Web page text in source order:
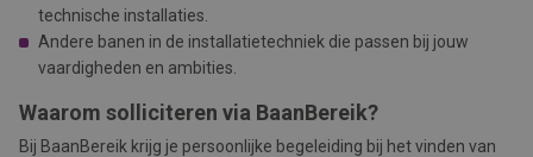
technische installaties.
Andere banen in de installatietechniek die passen bij jouw
vaardigheden en ambities.
Waarom solliciteren via BaanBereik?
Bij BaanBereik krijg je persoonlijke begeleiding bij het vinden van